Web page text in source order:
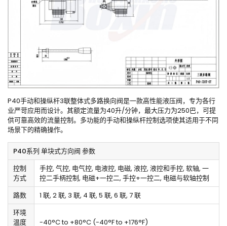
P40手动和操纵杆3联整体式多路换向阀是一款高性能液压阀，专为各行
业严苛应用而设计。其额定流量为40升/分钟，最大压力为250巴，可提
供可靠高效的流量控制。多功能的手动和操纵杆控制选项使其适用于不同
场景下的精确操作。
P40系列 单块式方向阀 参数
控制
方式
手控, 气控, 电气控, 电液控, 电磁, 液控, 液控和手控, 软轴, 一
控二手柄控制, 电磁+一控二, 手控+一控二, 电磁与软轴控制
路数
1 联, 2 联, 3 联, 4 联, 5 联, 6 联, 7 联
环境
温度
-40°C to +80°C (-40°F to +176°F)